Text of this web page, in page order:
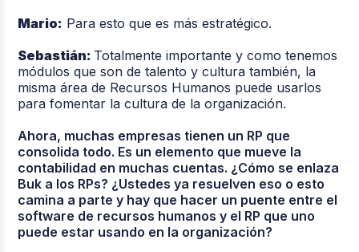
Mario: Para esto que es más estratégico.
Sebastián: Totalmente importante y como tenemos
módulos que son de talento y cultura también, la
misma área de Recursos Humanos puede usarlos
para fomentar la cultura de la organización.
Ahora, muchas empresas tienen un RP que
consolida todo. Es un elemento que mueve la
contabilidad en muchas cuentas. ¿Cómo se enlaza
Buk a los RPs? ¿Ustedes ya resuelven eso o esto
camina a parte y hay que hacer un puente entre el
software de recursos humanos y el RP que uno
puede estar usando en la organización?